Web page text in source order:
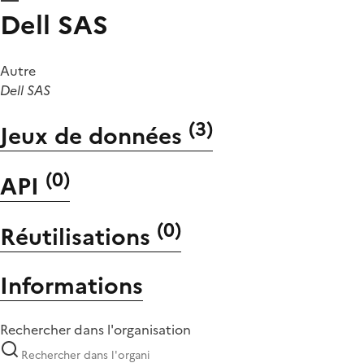
Dell SAS
Autre
Dell SAS
Jeux de données (3)
API (0)
Réutilisations (0)
Informations
Rechercher dans l'organisation